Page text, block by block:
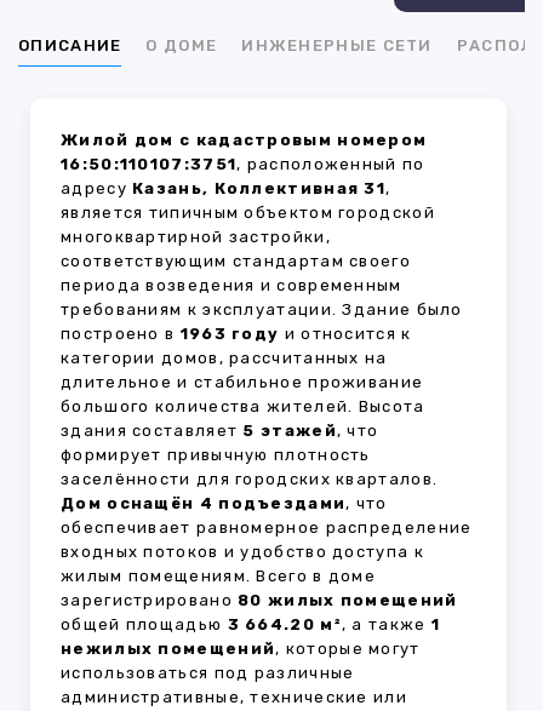
ОПИСАНИЕ О ДОМЕ ИНЖЕНЕРНЫЕ СЕТИ
Жилой дом с кадастровым номером
16:50:110107:3751, расположенный по
адресу Казань, Коллективная 31,
является типичным объектом городской
многоквартирной застройки,
соответствующим стандартам своего
периода возведения и современным
требованиям к эксплуатации. Здание было
построено в 1963 году и относится к
категории домов, рассчитанных на
длительное и стабильное проживание
большого количества жителей. Высота
здания составляет 5 этажей, что
формирует привычную плотность
заселённости для городских кварталов.
Дом оснащён 4 подъездами, что
обеспечивает равномерное распределение
входных потоков и удобство доступа к
жилым помещениям. Всего в доме
зарегистрировано 80 жилых помещений
общей площадью 3 664.20 м², а также 1
нежилых помещений, которые могут
использоваться под различные
административные, технические или